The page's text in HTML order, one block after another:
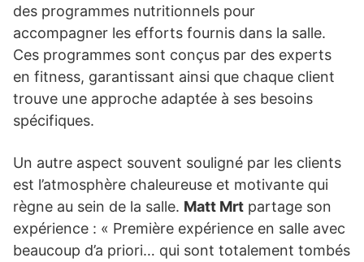
des programmes nutritionnels pour
accompagner les efforts fournis dans la salle.
Ces programmes sont conçus par des experts
en fitness, garantissant ainsi que chaque client
trouve une approche adaptée à ses besoins
spécifiques.
Un autre aspect souvent souligné par les clients
est l’atmosphère chaleureuse et motivante qui
règne au sein de la salle. Matt Mrt partage son
expérience : « Première expérience en salle avec
beaucoup d’a priori… qui sont totalement tombés